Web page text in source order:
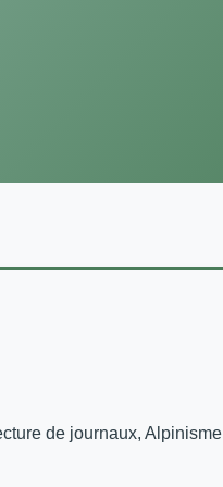
de journaux, Alpinisme